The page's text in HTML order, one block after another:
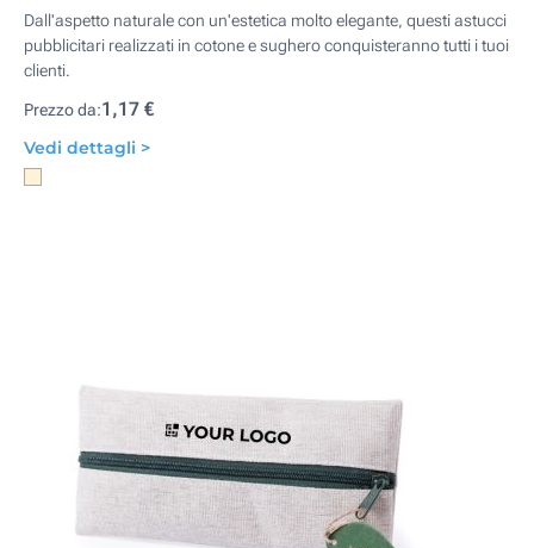
Dall'aspetto naturale con un'estetica molto elegante, questi astucci
pubblicitari realizzati in cotone e sughero conquisteranno tutti i tuoi
clienti.
Prezzo da:1,17 €
Vedi dettagli >